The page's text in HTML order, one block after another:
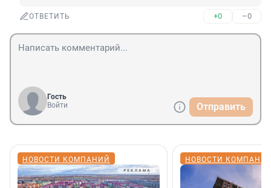
ОТВЕТИТЬ +0 –0
Гость
Войти
Отправить
НОВОСТИ КОМПАНИЙ НОВОСТИ